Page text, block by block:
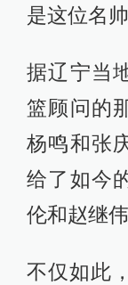
是这位名
据辽宁当
篮顾问的
杨鸣和张
给了如今
伦和赵继伟
不仅如此